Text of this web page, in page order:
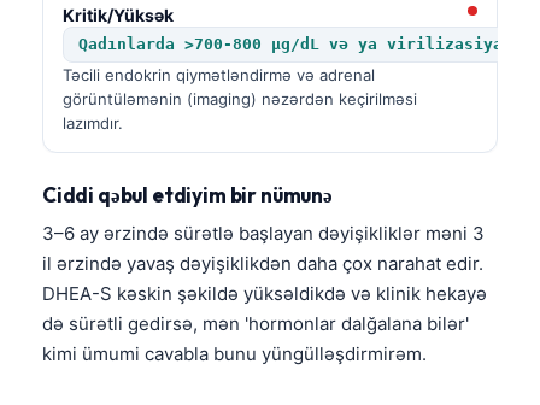
Kritik/Yüksək
Qadınlarda >700-800 µg/dL və ya virilizasiya
Təcili endokrin qiymətləndirmə və adrenal
görüntüləmənin (imaging) nəzərdən keçirilməsi
lazımdır.
Ciddi qəbul etdiyim bir nümunə
3–6 ay ərzində sürətlə başlayan dəyişikliklər məni 3
il ərzində yavaş dəyişiklikdən daha çox narahat edir.
DHEA-S kəskin şəkildə yüksəldikdə və klinik hekayə
də sürətli gedirsə, mən 'hormonlar dalğalana bilər'
kimi ümumi cavabla bunu yüngülləşdirmirəm.